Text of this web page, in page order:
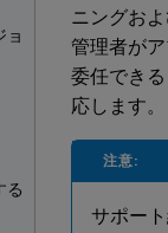
ョ
る
ニングお
管理者が
委任でき
応します。
注意:
サポー